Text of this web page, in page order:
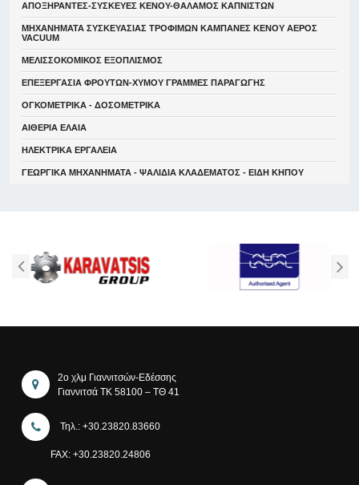
ΑΠΟΞΗΡΑΝΤΕΣ-ΣΥΣΚΕΥΕΣ ΚΕΝΟΥ-ΘΑΛΑΜΟΣ ΚΑΠΝΙΣΤΩΝ
ΜΗΧΑΝΗΜΑΤΑ ΣΥΣΚΕΥΑΣΙΑΣ ΤΡΟΦΙΜΩΝ ΚΑΜΠΑΝΕΣ ΚΕΝΟΥ ΑΕΡΟΣ
VACUUM
ΜΕΛΙΣΣΟΚΟΜΙΚΟΣ ΕΞΟΠΛΙΣΜΟΣ
ΕΠΕΞΕΡΓΑΣΙΑ ΦΡΟΥΤΩΝ-ΧΥΜΟΥ ΓΡΑΜΜΕΣ ΠΑΡΑΓΩΓΗΣ
ΟΓΚΟΜΕΤΡΙΚΑ - ΔΟΣΟΜΕΤΡΙΚΑ
ΑΙΘΕΡΙΑ ΕΛΑΙΑ
ΗΛΕΚΤΡΙΚΑ ΕΡΓΑΛΕΙΑ
ΓΕΩΡΓΙΚΑ ΜΗΧΑΝΗΜΑΤΑ - ΨΑΛΙΔΙΑ ΚΛΑΔΕΜΑΤΟΣ - ΕΙΔΗ ΚΗΠΟΥ
2ο χλμ Γιαννιτσών-Εδέσσης
Γιαννιτσά ΤΚ 58100 – ΤΘ 41
Τηλ.: +30.23820.83660
FAX: +30.23820.24806